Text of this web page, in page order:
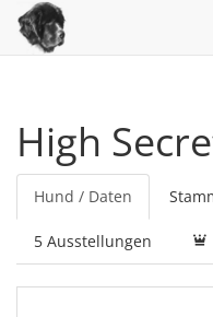
High
Hund / Daten
5 Ausstellungen